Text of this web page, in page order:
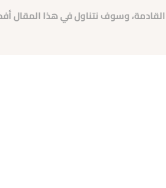
وسوف نتناول في هذا المقال أفضل